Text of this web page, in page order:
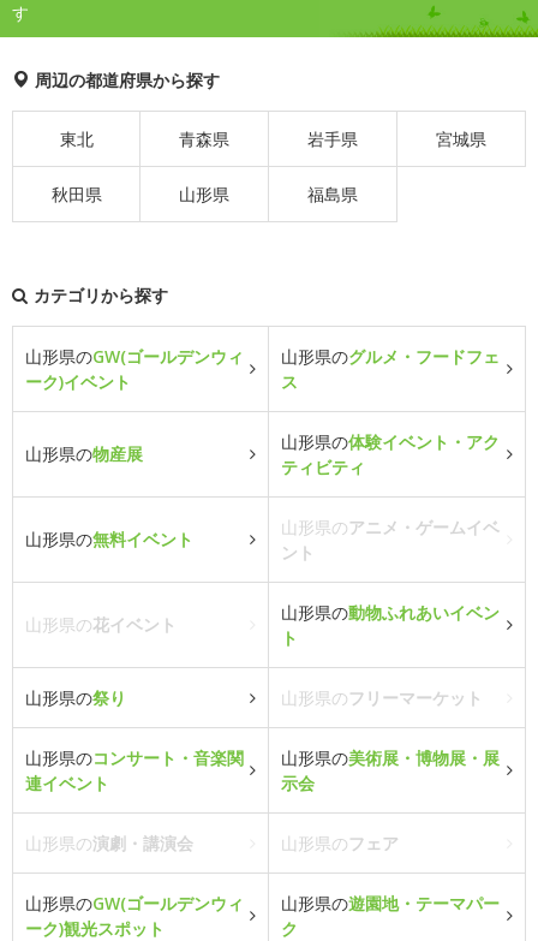
す
周辺の都道府県から探す
東北 青森県 岩手県 宮城県
秋田県 山形県 福島県
カテゴリから探す
山形県のGW(ゴールデンウィ
ーク)イベント
山形県のグルメ・フードフェ
ス
山形県の物産展
山形県の体験イベント・アク
ティビティ
山形県の無料イベント
山形県のアニメ・ゲームイベ
ント
山形県の花イベント
山形県の動物ふれあいイベン
ト
山形県の祭り 山形県のフリーマーケット
山形県のコンサート・音楽関
連イベント
山形県の美術展・博物展・展
示会
山形県の演劇・講演会 山形県のフェア
山形県のGW(ゴールデンウィ
ーク)観光スポット
山形県の遊園地・テーマパー
ク